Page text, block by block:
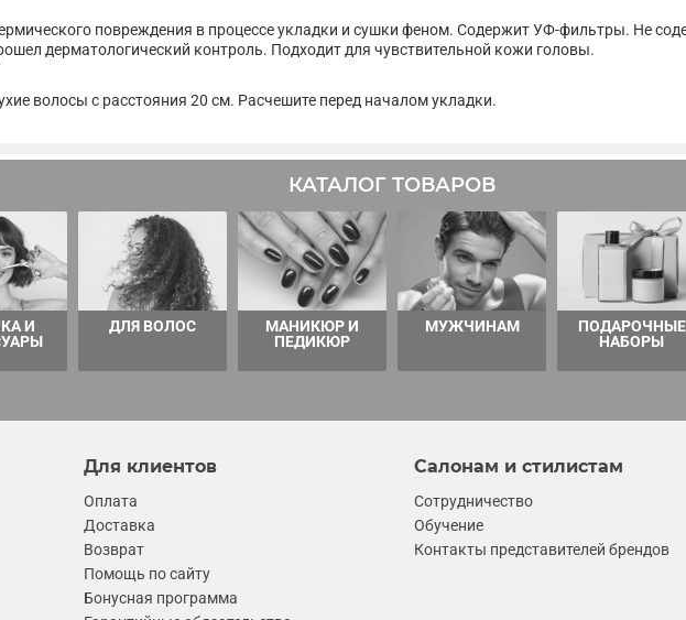
повреждения в процессе укладки и сушки феном. Содержит УФ-фильтры. Не
дерматологический контроль. Подходит для чувствительной кожи головы.
волосы с расстояния 20 см. Расчешите перед началом укладки.
КАТАЛОГ ТОВАРОВ
И
ДЛЯ ВОЛОС
МАНИКЮР И
ПЕДИКЮР
МУЖЧИНАМ
ПОДАРОЧНЫЕ
НАБОРЫ
Для клиентов
Оплата
Доставка
Возврат
Помощь по сайту
Бонусная программа
Салонам и стилистам
Сотрудничество
Обучение
Контакты представителей брендов